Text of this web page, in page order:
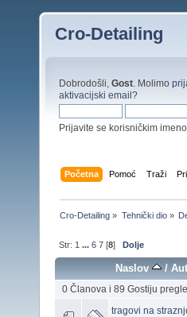
Cro-Detailing
Dobrodošli, Gost . Molimo
aktivacijski email?
Prijavite se korisničkim
Početna Pomoć Traži
Cro-Detailing » Tehnički dio»
Str: 1 ...6 7 [8]Dolje
Naslov /
0 Članova i 89 Gostiju
tragovi na